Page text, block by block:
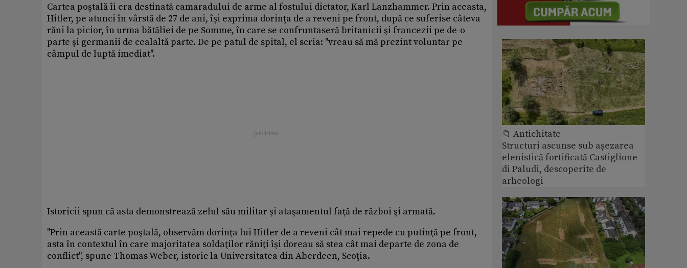
Cartea poştală îi era destinată camaradului de arme al fostului dictator, Karl Lanzhammer. Prin aceasta,
Hitler, pe atunci în vârstă de 27 de ani, îşi exprima dorinţa de a reveni pe front, după ce suferise câteva
răni la picior, în urma bătăliei de pe Somme, în care se confruntaseră britanicii şi francezii pe de-o
parte şi germanii de cealaltă parte. De pe patul de spital, el scria: ''vreau să mă prezint voluntar pe
câmpul de luptă imediat''.
Istoricii spun că asta demonstrează zelul său militar şi ataşamentul faţă de război şi armată.
''Prin această carte poştală, observăm dorinţa lui Hitler de a reveni cât mai repede cu putinţă pe front,
asta în contextul în care majoritatea soldaţilor răniţi îşi doreau să stea cât mai departe de zona de
conflict'', spune Thomas Weber, istoric la Universitatea din Aberdeen, Scoţia.
📁 Antichitate
Structuri ascunse sub așezarea
elenistică fortificată Castiglione
di Paludi, descoperite de
arheologi